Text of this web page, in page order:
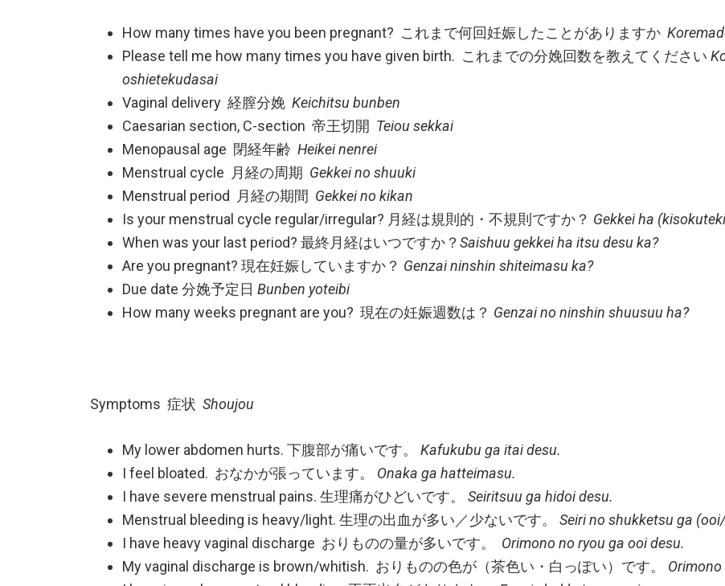
How many times have you been pregnant? これまで何回妊娠したことがありますか
Please tell me how many times you have given birth. これまでの分娩回数を教えてください
oshietekudasai
Vaginal delivery 経膣分娩 Keichitsu bunben
Caesarian section, C-section 帝王切開 Teiou sekkai
Menopausal age 閉経年齢 Heikei nenrei
Menstrual cycle 月経の周期 Gekkei no shuuki
Menstrual period 月経の期間 Gekkei no kikan
Is your menstrual cycle regular/irregular? 月経は規則的・不規則ですか？ Gekkei ha
When was your last period? 最終月経はいつですか？ Saishuu gekkei ha itsu desu ka?
Are you pregnant? 現在妊娠していますか？ Genzai ninshin shiteimasu ka?
Due date 分娩予定日 Bunben yoteibi
How many weeks pregnant are you? 現在の妊娠週数は？ Genzai no ninshin shuusuu ha?
Symptoms 症状 Shoujou
My lower abdomen hurts. 下腹部が痛いです。 Kafukubu ga itai desu.
I feel bloated. おなかが張っています。 Onaka ga hatteimasu.
I have severe menstrual pains. 生理痛がひどいです。 Seiritsuu ga hidoi desu.
Menstrual bleeding is heavy/light. 生理の出血が多い／少ないです。 Seiri no shukketsu ga
I have heavy vaginal discharge おりものの量が多いです。 Orimono no ryou ga ooi desu.
My vaginal discharge is brown/whitish. おりものの色が（茶色い・白っぽい）です。